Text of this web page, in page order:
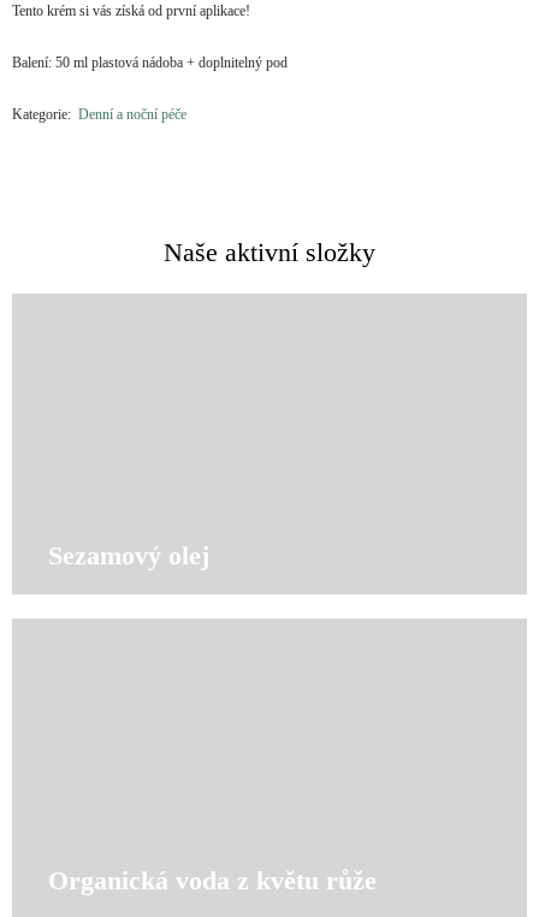
Tento krém si vás získá od první aplikace!
Balení: 50 ml plastová nádoba + doplnitelný pod
Kategorie: Denní a noční péče
Naše aktivní složky
Sezamový olej
Organická voda z květu růže